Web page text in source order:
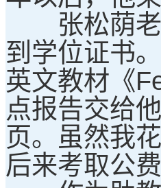
张松荫老
到学位证书
英文教材《
点报告交给
页。虽然我
后来考取公